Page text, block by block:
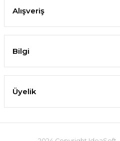
Alışveriş
Bilgi
Üyelik